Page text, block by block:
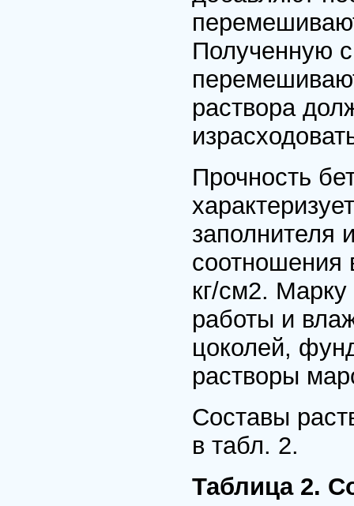
Полученную
раствора
Прочность
заполнителя
соотношения
кг/см2.
работы и
цоколей,
растворы
Составы
в табл. 2.
Таблица 2.